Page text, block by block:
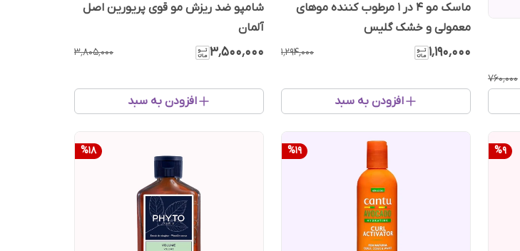
۷۶۰٬۰۰۰
ماسک مو 4 در 1 مرطوب کننده موهای
معمولی و خشک گلیس
۱٬۱۹۰٬۰۰۰ ۱٬۲۹۴٬۰۰۰
افزودن به سبد
شامپو ضد ریزش مو قوی پریورین اصل
آلمان
۳٬۵۰۰٬۰۰۰ ۳٬۸۰۵٬۰۰۰
افزودن به سبد
%9
%19
%18